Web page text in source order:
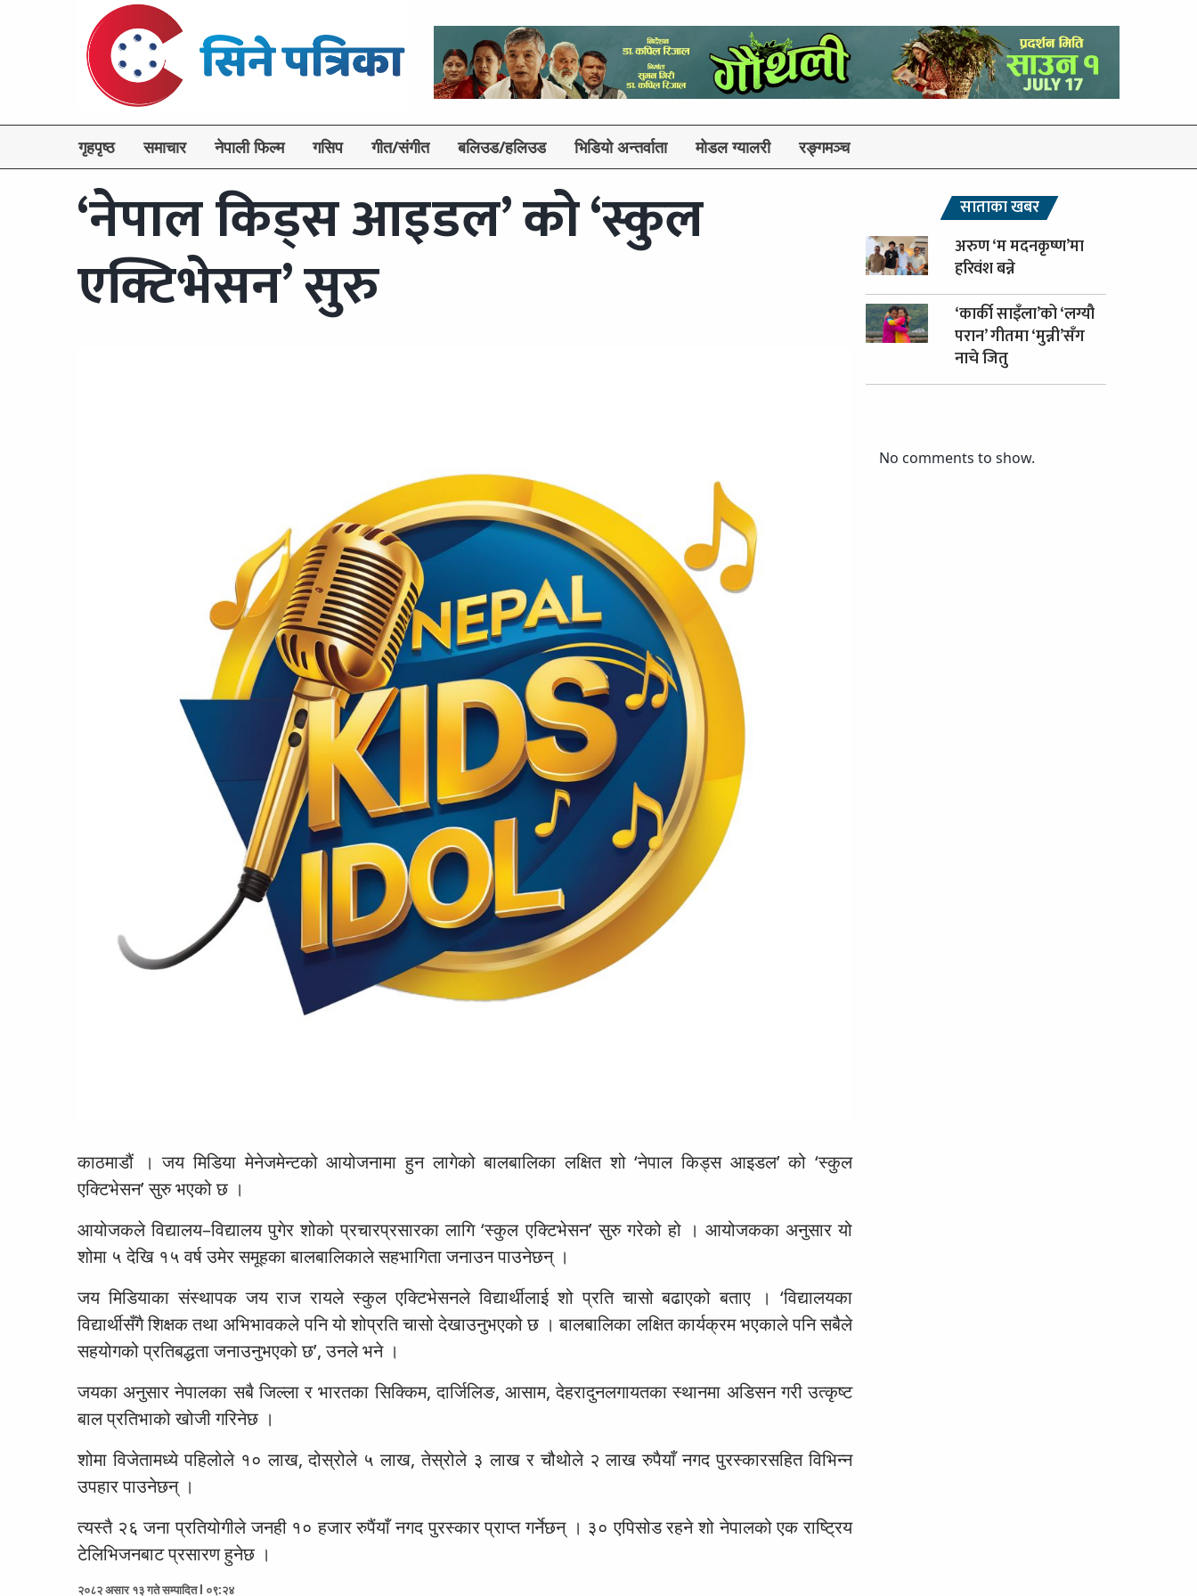
गृहपृष्ठ समाचार नेपाली फिल्म गसिप गीत/संगीत बलिउड/हलिउड भिडियो अन्तर्वाता मोडल ग्यालरी रङ्गमञ्च
‘नेपाल किड्स आइडल’ को ‘स्कुल
एक्टिभेसन’ सुरु
काठमाडौं । जय मिडिया मेनेजमेन्टको आयोजनामा हुन लागेको बालबालिका लक्षित शो ‘नेपाल किड्स आइडल’ को ‘स्कुल
एक्टिभेसन’ सुरु भएको छ ।
आयोजकले विद्यालय–विद्यालय पुगेर शोको प्रचारप्रसारका लागि ‘स्कुल एक्टिभेसन’ सुरु गरेको हो । आयोजकका अनुसार यो
शोमा ५ देखि १५ वर्ष उमेर समूहका बालबालिकाले सहभागिता जनाउन पाउनेछन् ।
जय मिडियाका संस्थापक जय राज रायले स्कुल एक्टिभेसनले विद्यार्थीलाई शो प्रति चासो बढाएको बताए । ‘विद्यालयका
विद्यार्थीसँगै शिक्षक तथा अभिभावकले पनि यो शोप्रति चासो देखाउनुभएको छ । बालबालिका लक्षित कार्यक्रम भएकाले पनि सबैले
सहयोगको प्रतिबद्धता जनाउनुभएको छ’, उनले भने ।
जयका अनुसार नेपालका सबै जिल्ला र भारतका सिक्किम, दार्जिलिङ, आसाम, देहरादुनलगायतका स्थानमा अडिसन गरी उत्कृष्ट
बाल प्रतिभाको खोजी गरिनेछ ।
शोमा विजेतामध्ये पहिलोले १० लाख, दोस्रोले ५ लाख, तेस्रोले ३ लाख र चौथोले २ लाख रुपैयाँ नगद पुरस्कारसहित विभिन्न
उपहार पाउनेछन् ।
त्यस्तै २६ जना प्रतियोगीले जनही १० हजार रुपैंयाँ नगद पुरस्कार प्राप्त गर्नेछन् । ३० एपिसोड रहने शो नेपालको एक राष्ट्रिय
टेलिभिजनबाट प्रसारण हुनेछ ।
२०८२ असार १३ गते सम्पादित l ०९:२४
साताका खबर
अरुण ‘म मदनकृष्ण’मा
हरिवंश बन्ने
‘कार्की साइँला’को ‘लग्यौ
परान’ गीतमा ‘मुन्नी’सँग
नाचे जितु
No comments to show.